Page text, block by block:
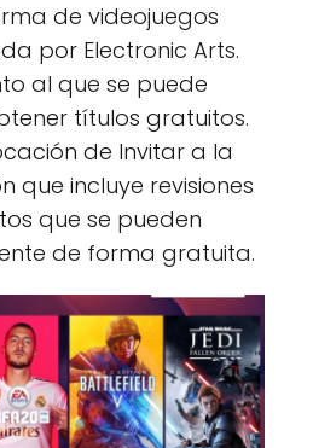
de videojuegos
por Electronic Arts.
al que se puede
títulos gratuitos.
de Invitar a la
que incluye revisiones
que se pueden
de forma gratuita.